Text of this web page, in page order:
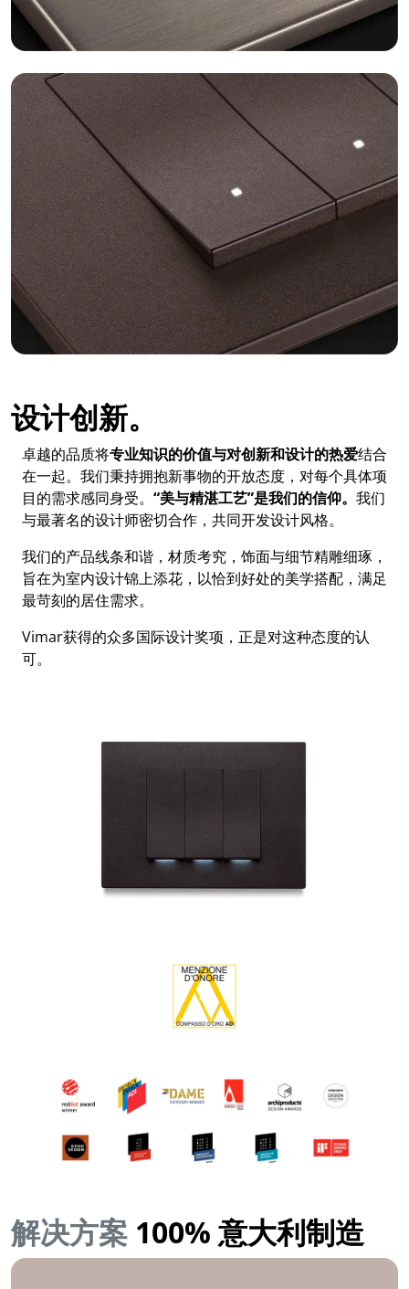
设计创新。
卓越的品质将专业知识的价值与对创新和设计的热爱结合
在一起。我们秉持拥抱新事物的开放态度，对每个具体项
目的需求感同身受。 “美与精湛工艺”是我们的信仰。 我们
与最著名的设计师密切合作，共同开发设计风格。
我们的产品线条和谐，材质考究，饰面与细节精雕细琢，
旨在为室内设计锦上添花，以恰到好处的美学搭配，满足
最苛刻的居住需求。
Vimar获得的众多国际设计奖项，正是对这种态度的认
可。
解决方案 100% 意大利制造